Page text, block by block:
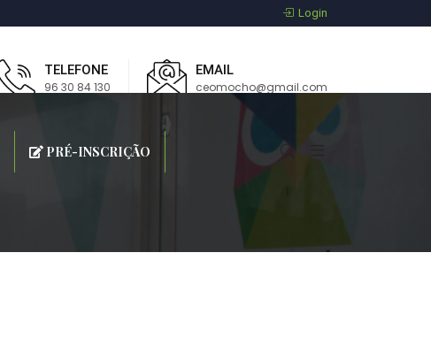
Login
TELEFONE
96 30 84 130
EMAIL
ceomocho@gmail.com
PRÉ-INSCRIÇÃO